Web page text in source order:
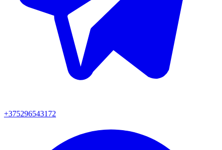
+375296543172